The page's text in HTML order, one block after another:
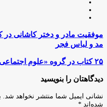
موفقیت
مادر
و
دختر
کاشانی
کسب
سیمین
موفقیت مادر و دختر کاشانی
مد و لباس فجر
۲۵
در
«علوم
اجتماعی»
۲۵ کتاب در گروه «علوم اجتماعی» نامزد جایزه کتاب سال شدند
دیدگاهتان را بنویسید
نشانی ایمیل شما منتشر نخواهد شد.
شده‌اند *